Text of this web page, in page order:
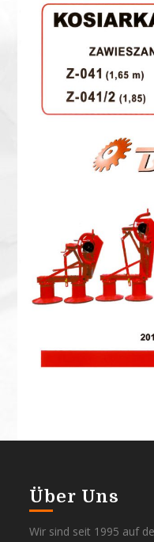
Über Uns
Wir sind seit 1995 auf